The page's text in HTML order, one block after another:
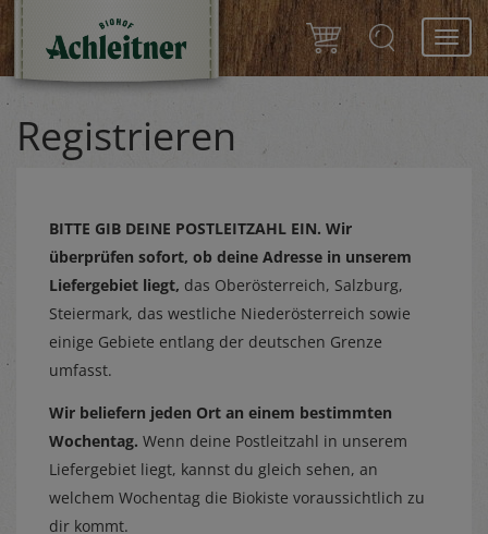
Registrieren
BITTE GIB DEINE POSTLEITZAHL EIN. Wir
überprüfen sofort, ob deine Adresse in unserem
Liefergebiet liegt, das Oberösterreich, Salzburg,
Steiermark, das westliche Niederösterreich sowie
einige Gebiete entlang der deutschen Grenze
umfasst.
Wir beliefern jeden Ort an einem bestimmten
Wochentag. Wenn deine Postleitzahl in unserem
Liefergebiet liegt, kannst du gleich sehen, an
welchem Wochentag die Biokiste voraussichtlich zu
dir kommt.